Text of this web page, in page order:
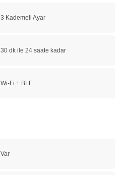
3 Kademeli Ayar
30 dk ile 24 saate kadar
Wi-Fi + BLE
Var